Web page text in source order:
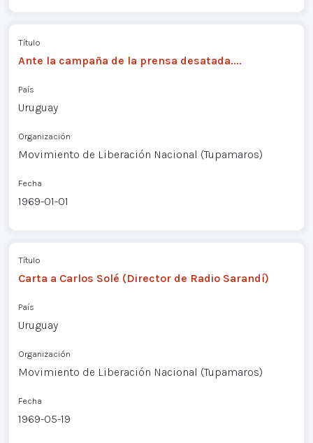
Título
Ante la campaña de la prensa desatada....
País
Uruguay
Organización
Movimiento de Liberación Nacional (Tupamaros)
Fecha
1969-01-01
Título
Carta a Carlos Solé (Director de Radio Sarandí)
País
Uruguay
Organización
Movimiento de Liberación Nacional (Tupamaros)
Fecha
1969-05-19